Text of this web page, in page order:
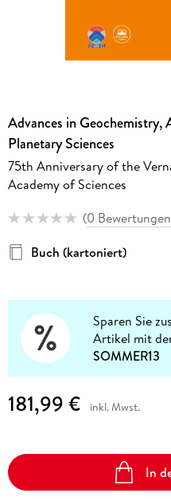
Advances in Geochemistry,
Planetary Sciences
75th Anniversary of the
Academy of Sciences
(0 Bewertungen
Buch (kartoniert)
Sparen Sie
Artikel mit
SOMMER13
181,99 € inkl. Mwst.
In